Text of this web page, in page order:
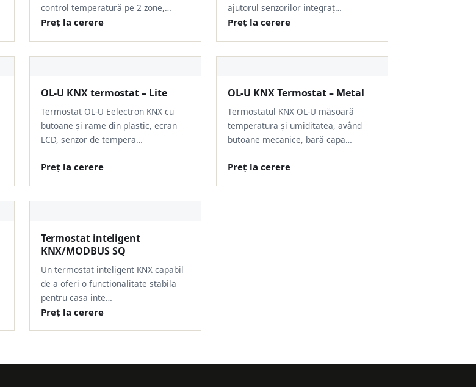
control temperatură pe 2 zone,…
Preț la cerere
ajutorul senzorilor integraț…
Preț la cerere
OL-U KNX termostat – Lite
Termostat OL-U Eelectron KNX cu
butoane și rame din plastic, ecran
LCD, senzor de tempera…
Preț la cerere
OL-U KNX Termostat – Metal
Termostatul KNX OL-U măsoară
temperatura și umiditatea, având
butoane mecanice, bară capa…
Preț la cerere
Termostat inteligent
KNX/MODBUS SQ
Un termostat inteligent KNX capabil
de a oferi o functionalitate stabila
pentru casa inte…
Preț la cerere